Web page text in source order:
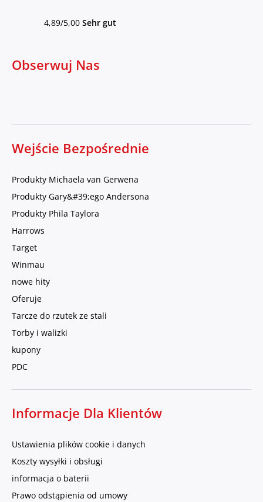
4,89/5,00 Sehr gut
Obserwuj Nas
Wejście Bezpośrednie
Produkty Michaela van Gerwena
Produkty Gary&#39;ego Andersona
Produkty Phila Taylora
Harrows
Target
Winmau
nowe hity
Oferuje
Tarcze do rzutek ze stali
Torby i walizki
kupony
PDC
Informacje Dla Klientów
Ustawienia plików cookie i danych
Koszty wysyłki i obsługi
informacja o baterii
Prawo odstąpienia od umowy